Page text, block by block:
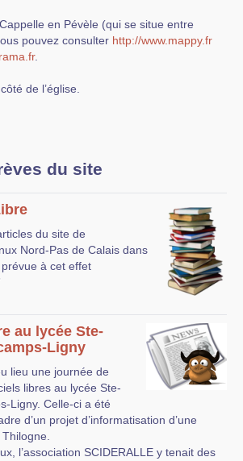
en Pévèle (qui se situe entre
pouvez consulter http://www.mappy.fr
.
de l’église.
du site
du site de
Nord-Pas de Calais dans
à cet effet
au lycée Ste-
Ligny
lieu une journée de
libres au lycée Ste-
Ligny. Celle-ci a été
d’un projet d’informatisation d’une
l’association SCIDERALLE y tenait des